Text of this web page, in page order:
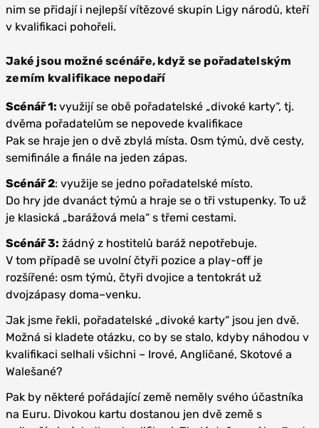
nim se přidají i nejlepší vítězové skupin Ligy národů, kteří
v kvalifikaci pohořeli.
Jaké jsou možné scénáře, když se pořadatelským
zemím kvalifikace nepodaří
Scénář 1: využijí se obě pořadatelské „divoké karty“, tj.
dvěma pořadatelům se nepovede kvalifikace
Pak se hraje jen o dvě zbylá místa. Osm týmů, dvě cesty,
semifinále a finále na jeden zápas.
Scénář 2: využije se jedno pořadatelské místo.
Do hry jde dvanáct týmů a hraje se o tři vstupenky. To už
je klasická „barážová mela“ s třemi cestami.
Scénář 3: žádný z hostitelů baráž nepotřebuje.
V tom případě se uvolní čtyři pozice a play-off je
rozšířené: osm týmů, čtyři dvojice a tentokrát už
dvojzápasy doma–venku.
Jak jsme řekli, pořadatelské „divoké karty“ jsou jen dvě.
Možná si kladete otázku, co by se stalo, kdyby náhodou v
kvalifikaci selhali všichni – Irové, Angličané, Skotové a
Walešané?
Pak by některé pořádající země neměly svého účastníka
na Euru. Divokou kartu dostanou jen dvě země s